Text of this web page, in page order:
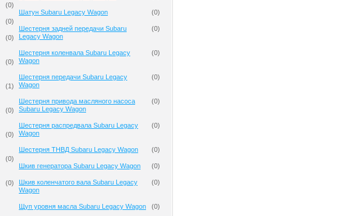
(0)
(0)
(0)
(0)
(1)
(0)
(0)
(0)
(0)
Шатун Subaru Legacy Wagon (0)
Шестерня задней передачи Subaru
Legacy Wagon
(0)
Шестерня коленвала Subaru Legacy
Wagon
(0)
Шестерня передачи Subaru Legacy
Wagon
(0)
Шестерня привода масляного насоса
Subaru Legacy Wagon
(0)
Шестерня распредвала Subaru Legacy
Wagon
(0)
Шестерня ТНВД Subaru Legacy Wagon (0)
Шкив генератора Subaru Legacy Wagon (0)
Шкив коленчатого вала Subaru Legacy
Wagon
(0)
Щуп уровня масла Subaru Legacy Wagon (0)